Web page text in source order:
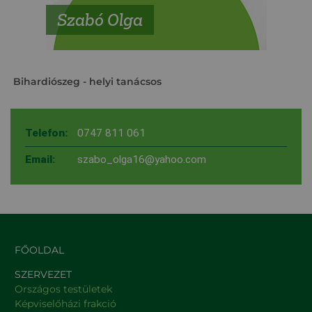
Szabó Olga
Bihardiószeg - helyi tanácsos
Telefon: 0747 811 061
Email: szabo_olga16@yahoo.com
FŐOLDAL
SZERVEZET
Országos testületek
Képviselőházi frakció